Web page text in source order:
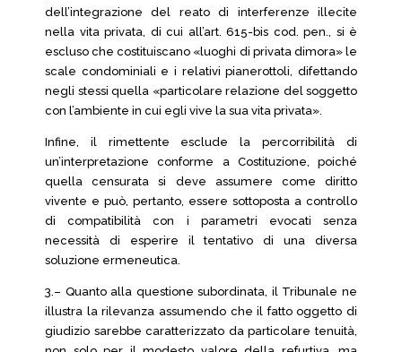
dell’integrazione del reato di interferenze illecite
nella vita privata, di cui all’art. 615-bis cod. pen., si è
escluso che costituiscano «luoghi di privata dimora» le
scale condominiali e i relativi pianerottoli, difettando
negli stessi quella «particolare relazione del soggetto
con l’ambiente in cui egli vive la sua vita privata».
Infine, il rimettente esclude la percorribilità di
un’interpretazione conforme a Costituzione, poiché
quella censurata si deve assumere come diritto
vivente e può, pertanto, essere sottoposta a controllo
di compatibilità con i parametri evocati senza
necessità di esperire il tentativo di una diversa
soluzione ermeneutica.
3.– Quanto alla questione subordinata, il Tribunale ne
illustra la rilevanza assumendo che il fatto oggetto di
giudizio sarebbe caratterizzato da particolare tenuità,